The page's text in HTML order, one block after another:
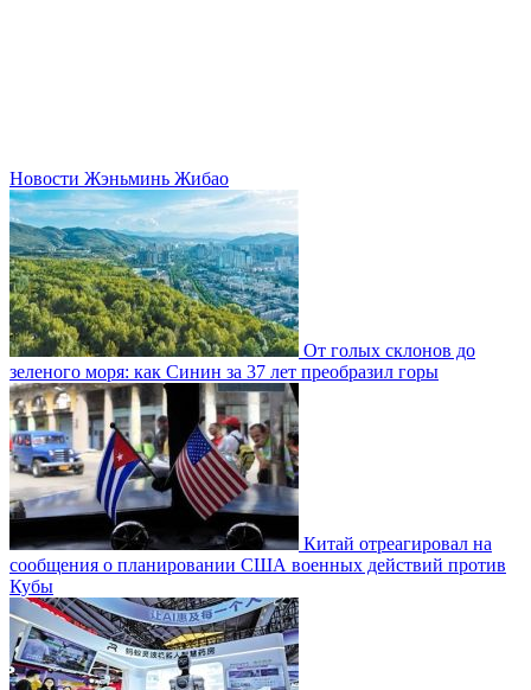
Новости Жэньминь Жибао
От голых склонов до
зеленого моря: как Синин за 37 лет преобразил горы
Китай отреагировал на
сообщения о планировании США военных действий против
Кубы